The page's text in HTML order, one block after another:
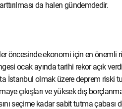
da halen gündemdedir.
öncesinde ekonomi için en önemli
ocak ayında tarihi rekor açık
İstanbul olmak üzere deprem riski
çıkışları ve yüksek dış
seçime kadar sabit tutma çabası